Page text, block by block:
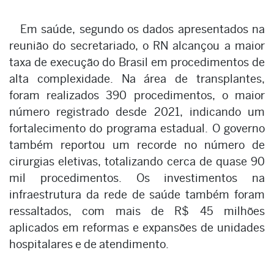
Em saúde, segundo os dados apresentados na
reunião do secretariado, o RN alcançou a maior
taxa de execução do Brasil em procedimentos de
alta complexidade. Na área de transplantes,
foram realizados 390 procedimentos, o maior
número registrado desde 2021, indicando um
fortalecimento do programa estadual. O governo
também reportou um recorde no número de
cirurgias eletivas, totalizando cerca de quase 90
mil procedimentos. Os investimentos na
infraestrutura da rede de saúde também foram
ressaltados, com mais de R$ 45 milhões
aplicados em reformas e expansões de unidades
hospitalares e de atendimento.